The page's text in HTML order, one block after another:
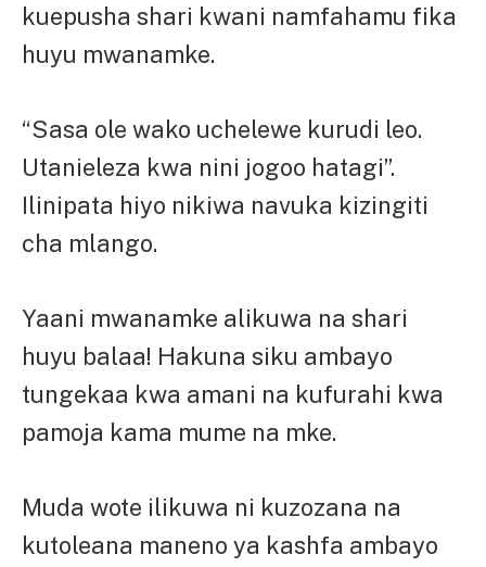
kuepusha shari kwani namfahamu fika
huyu mwanamke.
“Sasa ole wako uchelewe kurudi leo.
Utanieleza kwa nini jogoo hatagi”.
Ilinipata hiyo nikiwa navuka kizingiti
cha mlango.
Yaani mwanamke alikuwa na shari
huyu balaa! Hakuna siku ambayo
tungekaa kwa amani na kufurahi kwa
pamoja kama mume na mke.
Muda wote ilikuwa ni kuzozana na
kutoleana maneno ya kashfa ambayo